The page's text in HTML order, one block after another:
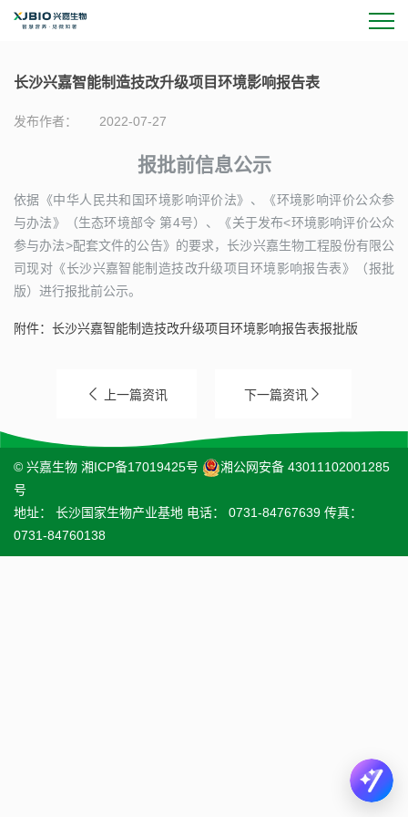
长沙兴嘉智能制造技改升级项目环境影响报告表
发布作者： 2022-07-27
报批前信息公示
依据《中华人民共和国环境影响评价法》、《环境影响评价公众参
与办法》（生态环境部令 第4号）、《关于发布<环境影响评价公众
参与办法>配套文件的公告》的要求，长沙兴嘉生物工程股份有限公
司现对《长沙兴嘉智能制造技改升级项目环境影响报告表》（报批
版）进行报批前公示。
附件：长沙兴嘉智能制造技改升级项目环境影响报告表报批版
上一篇资讯 下一篇资讯
© 兴嘉生物 湘ICP备17019425号
湘公网安备 43011102001285
号
地址： 长沙国家生物产业基地 电话： 0731-84767639 传真：
0731-84760138